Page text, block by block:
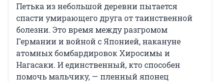
Петька из небольшой деревни пытается
спасти умирающего друга от таинственной
болезни. Это время между разгромом
Германии и войной с Японией, накануне
атомных бомбардировок Хиросимы и
Нагасаки. И единственный, кто способен
помочь мальчику, — пленный японец